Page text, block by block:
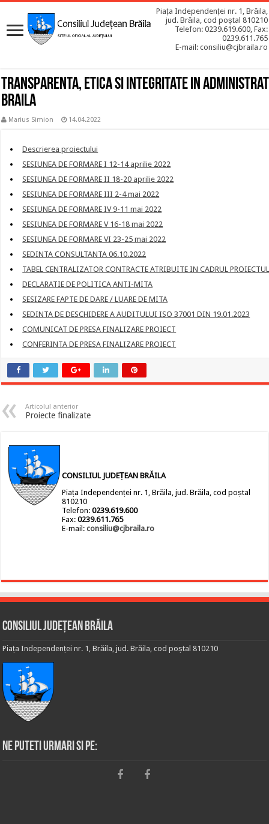
Piața Independenței nr. 1, Brăila,
jud. Brăila, cod poștal 810210
Telefon: 0239.619.600, Fax:
0239.611.765
E-mail: consiliu@cjbraila.ro
Transparenta, etica si integritate in
Braila
Marius Simion 14.04.2022
Descrierea proiectului
SESIUNEA DE FORMARE I 12-14 aprilie 2022
SESIUNEA DE FORMARE II 18-20 aprilie 2022
SESIUNEA DE FORMARE III 2-4 mai 2022
SESIUNEA DE FORMARE IV 9-11 mai 2022
SESIUNEA DE FORMARE V 16-18 mai 2022
SESIUNEA DE FORMARE VI 23-25 mai 2022
SEDINTA CONSULTANTA 06.10.2022
TABEL CENTRALIZATOR CONTRACTE ATRIBUITE IN CADRUL
DECLARATIE DE POLITICA ANTI-MITA
SESIZARE FAPTE DE DARE / LUARE DE MITA
SEDINTA DE DESCHIDERE A AUDITULUI ISO 37001 DIN 19.01.2023
COMUNICAT DE PRESA FINALIZARE PROIECT
CONFERINTA DE PRESA FINALIZARE PROIECT
Articolul anterior
Proiecte finalizate
CONSILIUL JUDEȚEAN BRĂILA
Piața Independenței nr. 1, Brăila, jud. Brăila, cod poștal
810210
Telefon:0239.619.600
Fax:0239.611.765
E-mail:consiliu@cjbraila.ro
Consiliul Județean Brăila
Piața Independenței nr. 1, Brăila, jud. Brăila, cod poștal 810210
Ne puteti urmari si pe: